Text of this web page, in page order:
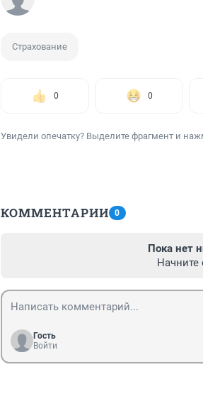
Страхование
0 0
Увидели опечатку? Выделите фрагмент и
КОММЕНТАРИИ 0
Пока нет
Гость
Войти